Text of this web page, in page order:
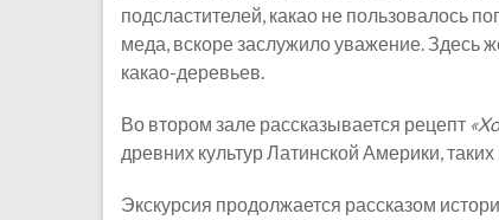
подсластителей, какао не пользовалось
меда, вскоре заслужило уважение. Здесь
какао-деревьев.
Во втором зале рассказывается рецепт
древних культур Латинской Америки,
Экскурсия продолжается рассказом